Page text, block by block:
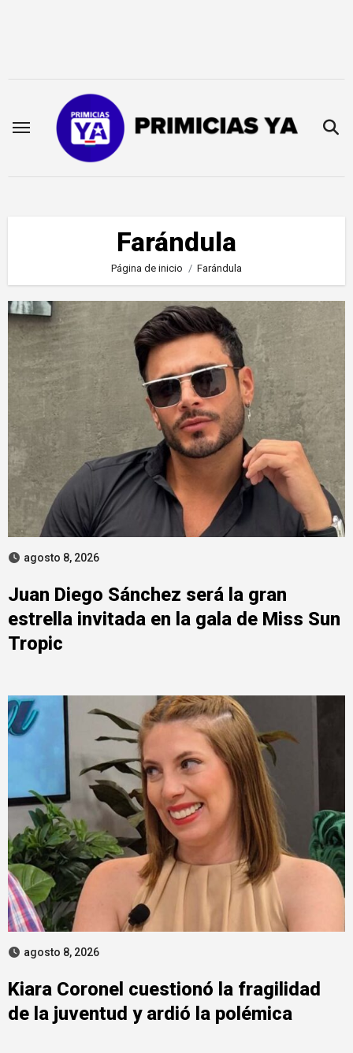
Farándula
Página de inicio Farándula
agosto 8, 2026
Juan Diego Sánchez será la gran
estrella invitada en la gala de Miss Sun
Tropic
agosto 8, 2026
Kiara Coronel cuestionó la fragilidad
de la juventud y ardió la polémica